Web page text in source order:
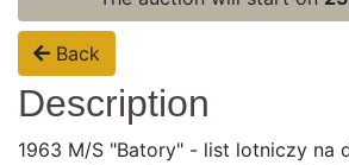
Back
Description
1963 M/S "Batory" - list lotniczy na